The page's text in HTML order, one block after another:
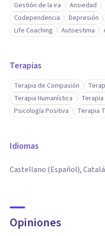
Gestión de la ira Ansiedad
Codependencia
Depresión
Life Coaching
Autoestima
Terapias
Terapia de Compasión
Terapia Humanística
Psicología Positiva
Terapia
Idiomas
Castellano (Español),
Opiniones